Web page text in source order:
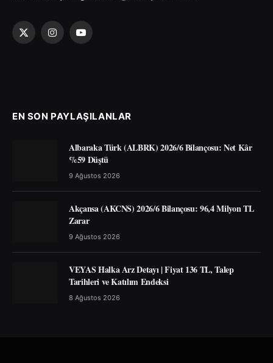
X
InstagramYouTube
EN SON PAYLAŞILANLAR
Albaraka Türk (ALBRK) 2026/6 Bilançosu: Net Kâr
%59 Düştü
9 Ağustos 2026
Akçansa (AKCNS) 2026/6 Bilançosu: 96,4 Milyon TL
Zarar
9 Ağustos 2026
VEYAS Halka Arz Detayı | Fiyat 136 TL, Talep
Tarihleri ve Katılım Endeksi
8 Ağustos 2026